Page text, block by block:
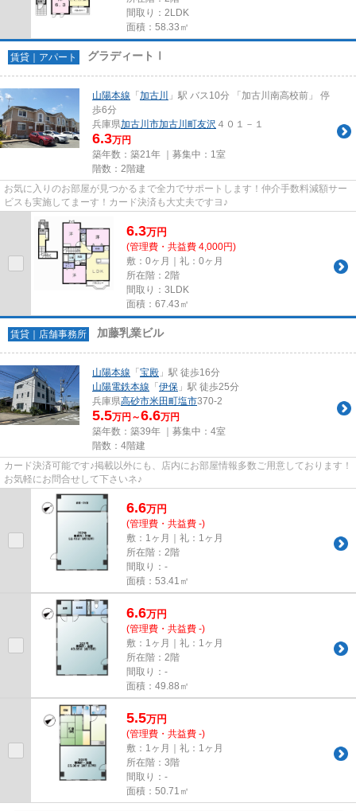
間取り：2LDK
面積：58.33㎡
賃貸｜アパート グラディートⅠ
山陽本線 「 加古川
」駅 バス10分 「加古川南高校前」 停
歩6分
兵庫県加古川市加古川町友沢 ４０１－１
6.3万円
築年数：築21年 ｜募集中： 1室
階数：2階建
お気に入りのお部屋が見つかるまで全力でサポートします！仲介手数料減額サー
ビスも実施してまーす！カード決済も大丈夫ですヨ♪
6.3万円
(管理費・共益費 4,000円)
敷：0ヶ月｜礼：0ヶ月
所在階：2階
間取り：3LDK
面積：67.43㎡
賃貸｜店舗事務所 加藤乳業ビル
山陽本線 「 宝殿 」駅 徒歩16分
山陽電鉄本線 「 伊保 」駅 徒歩25分
兵庫県高砂市米田町塩市370-2
5.5万円～6.6万円
築年数：築39年 ｜募集中： 4室
階数：4階建
カード決済可能です♪掲載以外にも、店内にお部屋情報多数ご用意しております！
お気軽にお問合せして下さいネ♪
6.6万円
(管理費・共益費 -)
敷：1ヶ月｜礼：1ヶ月
所在階：2階
間取り：-
面積：53.41㎡
6.6万円
(管理費・共益費 -)
敷：1ヶ月｜礼：1ヶ月
所在階：2階
間取り：-
面積：49.88㎡
5.5万円
(管理費・共益費 -)
敷：1ヶ月｜礼：1ヶ月
所在階：3階
間取り：-
面積：50.71㎡